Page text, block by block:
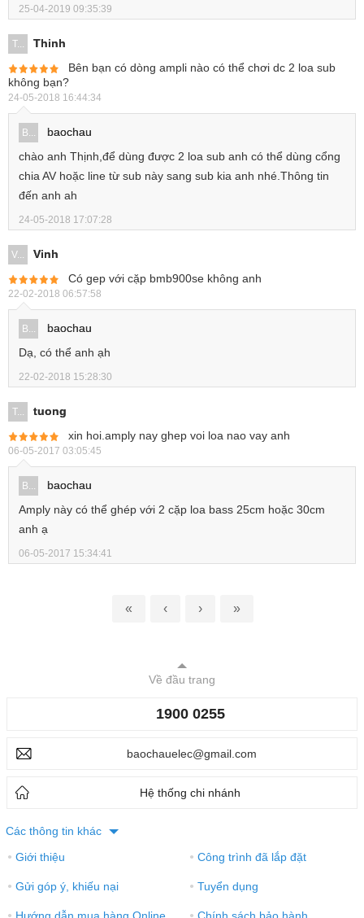
25-04-2019 09:35:39
T...
Thinh
Bên bạn có dòng ampli nào có thể chơi dc 2 loa sub
không bạn?
24-05-2018 16:44:34
B...
baochau
chào anh Thịnh,để dùng được 2 loa sub anh có thể dùng cổng
chia AV hoặc line từ sub này sang sub kia anh nhé.Thông tin
đến anh ah
24-05-2018 17:07:28
V...
Vinh
Có gep với cặp bmb900se không anh
22-02-2018 06:57:58
B...
baochau
Dạ, có thể anh ạh
22-02-2018 15:28:30
T...
tuong
xin hoi.amply nay ghep voi loa nao vay anh
06-05-2017 03:05:45
B...
baochau
Amply này có thể ghép với 2 cặp loa bass 25cm hoặc 30cm
anh ạ
06-05-2017 15:34:41
« ‹ › »
Về đầu trang
1900 0255
baochauelec@gmail.com
Hệ thống chi nhánh
Các thông tin khác
● Giới thiệu ● Công trình đã lắp đặt
● Gửi góp ý, khiếu nại ● Tuyển dụng
● Hướng dẫn mua hàng Online ● Chính sách bảo hành